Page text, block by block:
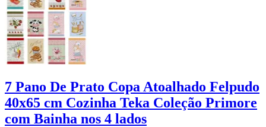
7 Pano De Prato Copa Atoalhado Felpudo
40x65 cm Cozinha Teka Coleção Primore
com Bainha nos 4 lados